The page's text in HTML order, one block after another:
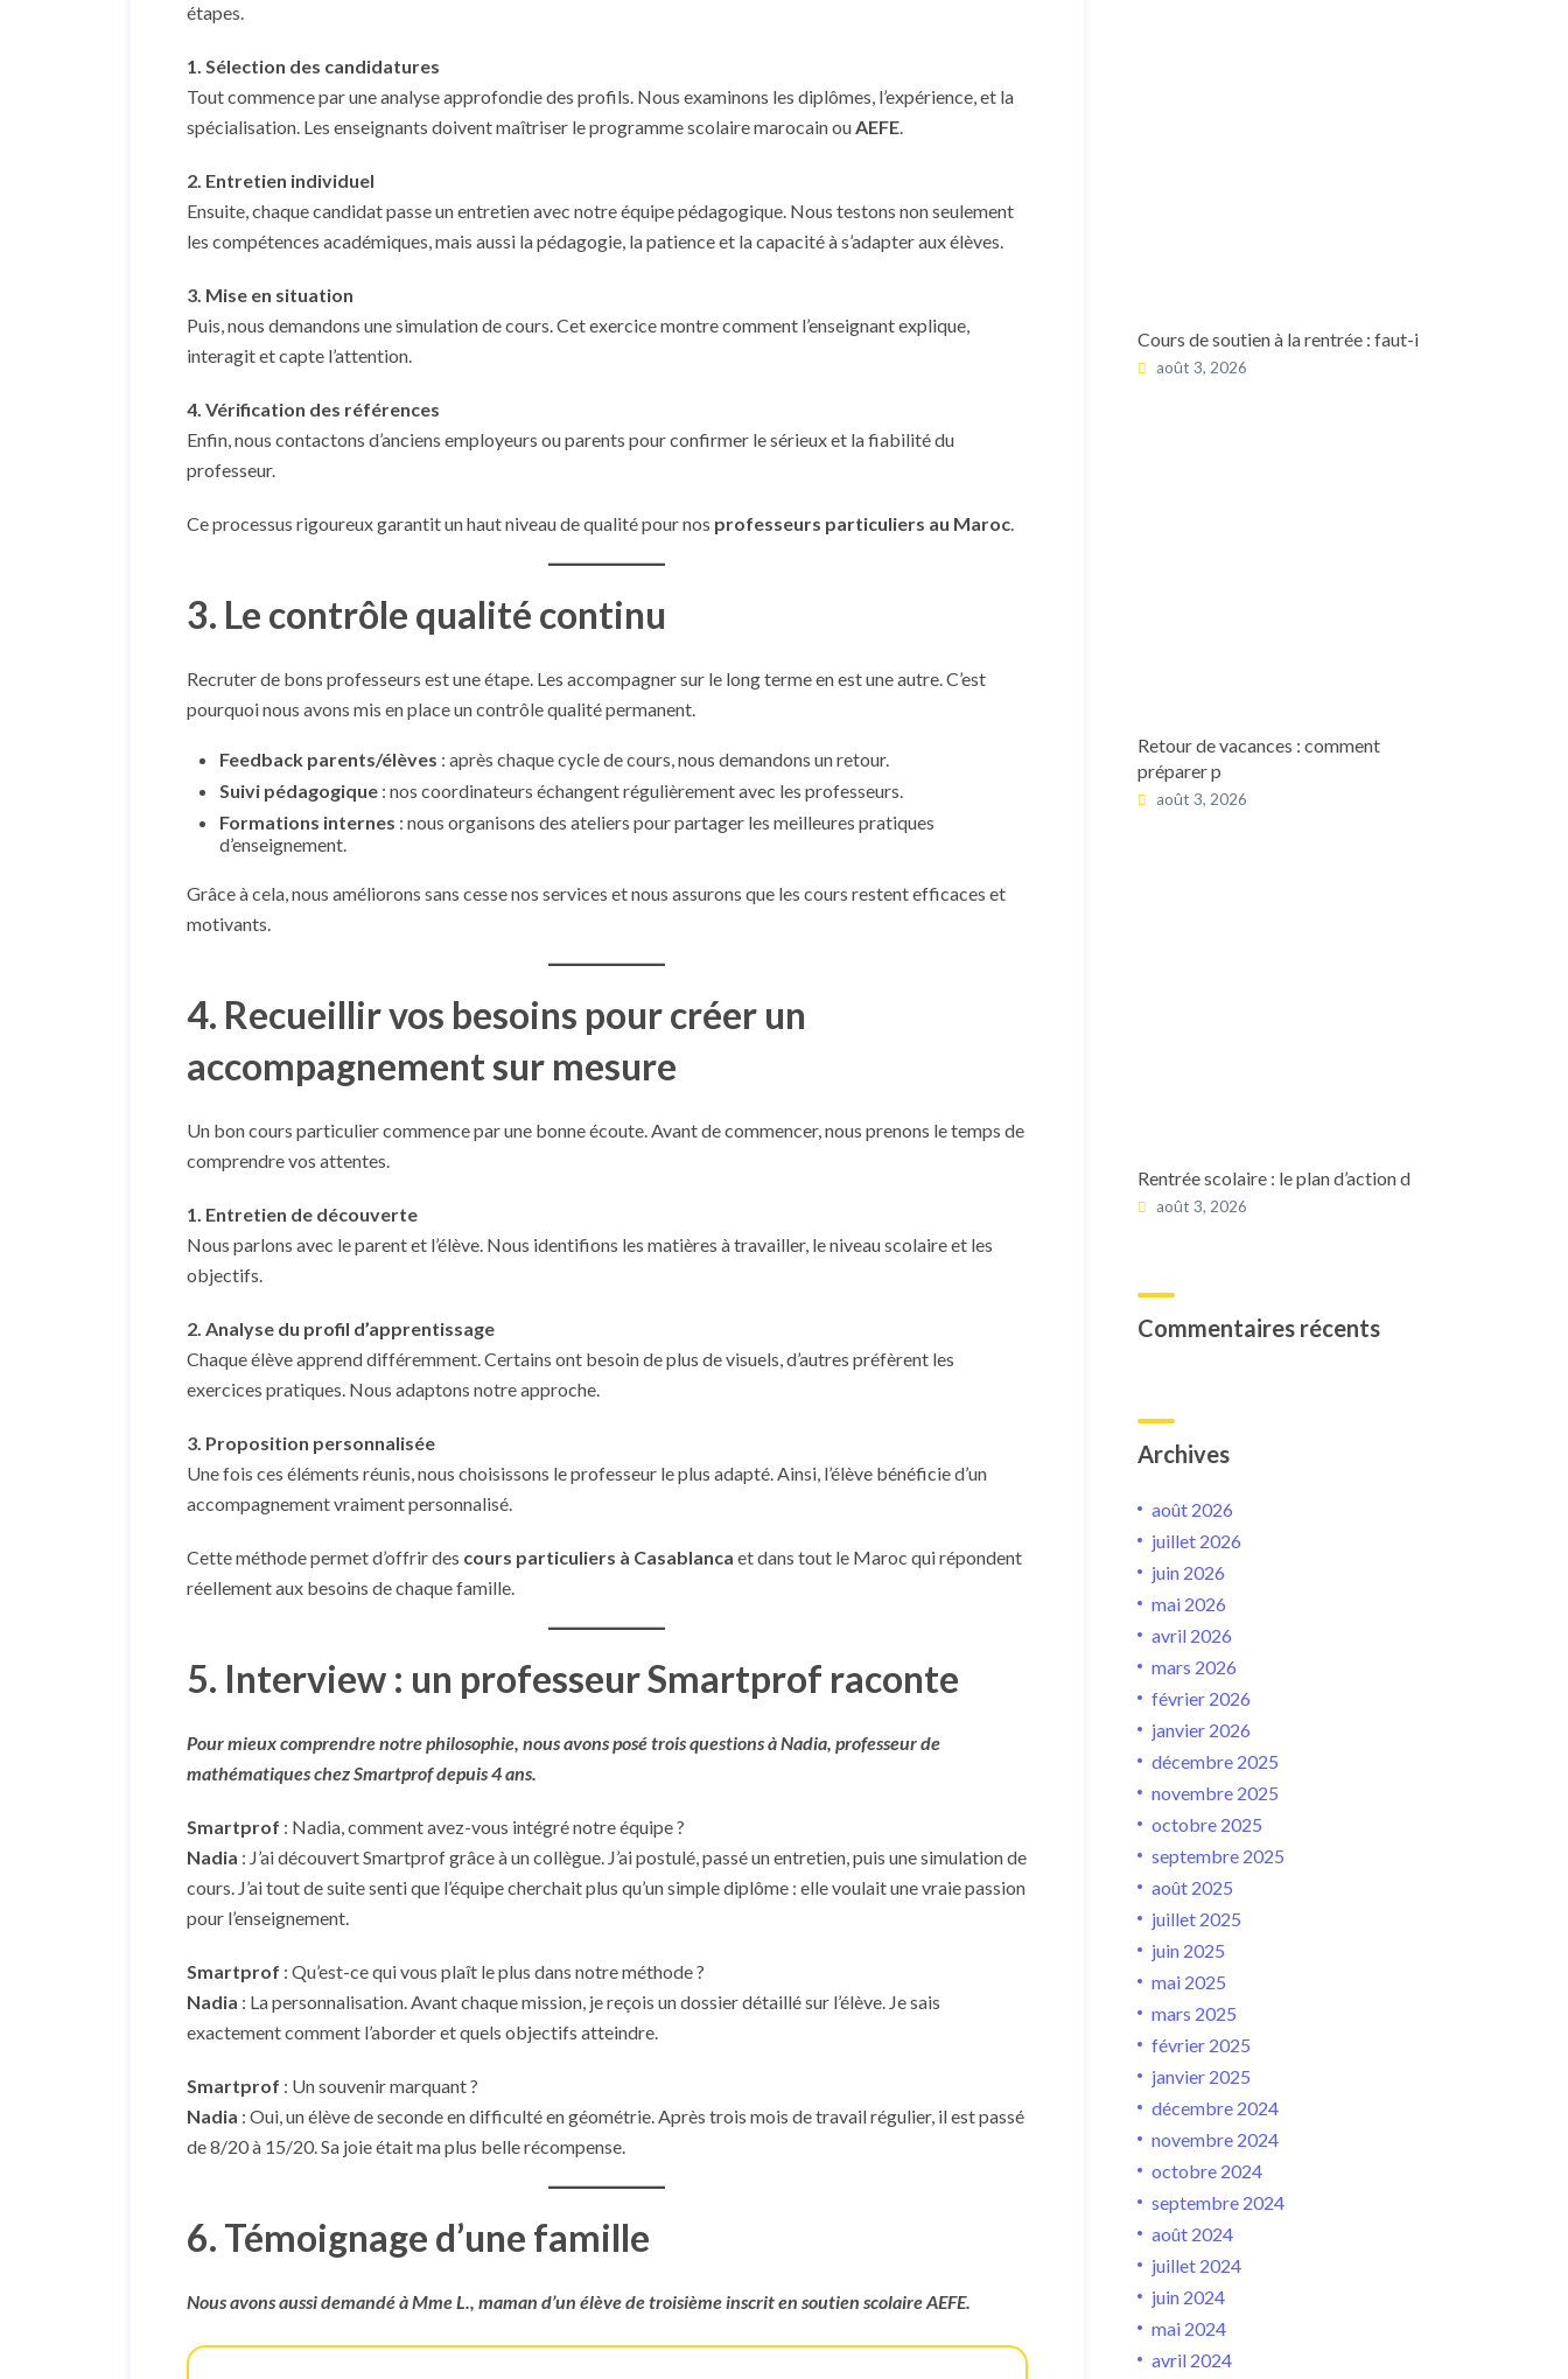
étapes.
1. Sélection des candidatures
Tout commence par une analyse approfondie des profils. Nous examinons les diplômes, l’expérience, et la
spécialisation. Les enseignants doivent maîtriser le programme scolaire marocain ouAEFE.
2. Entretien individuel
Ensuite, chaque candidat passe un entretien avec notre équipe pédagogique. Nous testons non seulement
les compétences académiques, mais aussi la pédagogie, la patience et la capacité à s’adapter aux élèves.
3. Mise en situation
Puis, nous demandons une simulation de cours. Cet exercice montre comment l’enseignant explique,
interagit et capte l’attention.
4. Vérification des références
Enfin, nous contactons d’anciens employeurs ou parents pour confirmer le sérieux et la fiabilité du
professeur.
Ce processus rigoureux garantit un haut niveau de qualité pour nos professeurs particuliers au Maroc.
3. Le contrôle qualité continu
Recruter de bons professeurs est une étape. Les accompagner sur le long terme en est une autre. C’est
pourquoi nous avons mis en place un contrôle qualité permanent.
Feedback parents/élèves : après chaque cycle de cours, nous demandons un retour.
Suivi pédagogique : nos coordinateurs échangent régulièrement avec les professeurs.
Formations internes : nous organisons des ateliers pour partager les meilleures pratiques
d’enseignement.
Grâce à cela, nous améliorons sans cesse nos services et nous assurons que les cours restent efficaces et
motivants.
4. Recueillir vos besoins pour créer un
accompagnement sur mesure
Un bon cours particulier commence par une bonne écoute. Avant de commencer, nous prenons le temps de
comprendre vos attentes.
1. Entretien de découverte
Nous parlons avec le parent et l’élève. Nous identifions les matières à travailler, le niveau scolaire et les
objectifs.
2. Analyse du profil d’apprentissage
Chaque élève apprend différemment. Certains ont besoin de plus de visuels, d’autres préfèrent les
exercices pratiques. Nous adaptons notre approche.
3. Proposition personnalisée
Une fois ces éléments réunis, nous choisissons le professeur le plus adapté. Ainsi, l’élève bénéficie d’un
accompagnement vraiment personnalisé.
Cette méthode permet d’offrir des cours particuliers à Casablanca et dans tout le Maroc qui répondent
réellement aux besoins de chaque famille.
5. Interview : un professeur Smartprof raconte
Pour mieux comprendre notre philosophie, nous avons posé trois questions à Nadia, professeur de
mathématiques chez Smartprof depuis 4 ans.
Smartprof : Nadia, comment avez-vous intégré notre équipe ?
Nadia : J’ai découvert Smartprof grâce à un collègue. J’ai postulé, passé un entretien, puis une simulation de
cours. J’ai tout de suite senti que l’équipe cherchait plus qu’un simple diplôme : elle voulait une vraie passion
pour l’enseignement.
Smartprof : Qu’est-ce qui vous plaît le plus dans notre méthode ?
Nadia : La personnalisation. Avant chaque mission, je reçois un dossier détaillé sur l’élève. Je sais
exactement comment l’aborder et quels objectifs atteindre.
Smartprof : Un souvenir marquant ?
Nadia : Oui, un élève de seconde en difficulté en géométrie. Après trois mois de travail régulier, il est passé
de 8/20 à 15/20. Sa joie était ma plus belle récompense.
6. Témoignage d’une famille
Nous avons aussi demandé à Mme L., maman d’un élève de troisième inscrit en soutien scolaire AEFE.
Cours de soutien à la rentrée : faut-i
août 3, 2026
Retour de vacances : comment
préparer p
août 3, 2026
Rentrée scolaire : le plan d’action d
août 3, 2026
Commentaires récents
Archives
août 2026
juillet 2026
juin 2026
mai 2026
avril 2026
mars 2026
février 2026
janvier 2026
décembre 2025
novembre 2025
octobre 2025
septembre 2025
août 2025
juillet 2025
juin 2025
mai 2025
mars 2025
février 2025
janvier 2025
décembre 2024
novembre 2024
octobre 2024
septembre 2024
août 2024
juillet 2024
juin 2024
mai 2024
avril 2024